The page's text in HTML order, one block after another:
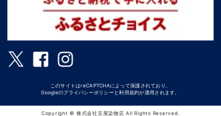
このサイトはreCAPTCHAによって保護されており、
Googleのプライバシーポリシー と利用規約が適用されます。
Copyright © 株式会社京屋染物店 All Rights Reserved.